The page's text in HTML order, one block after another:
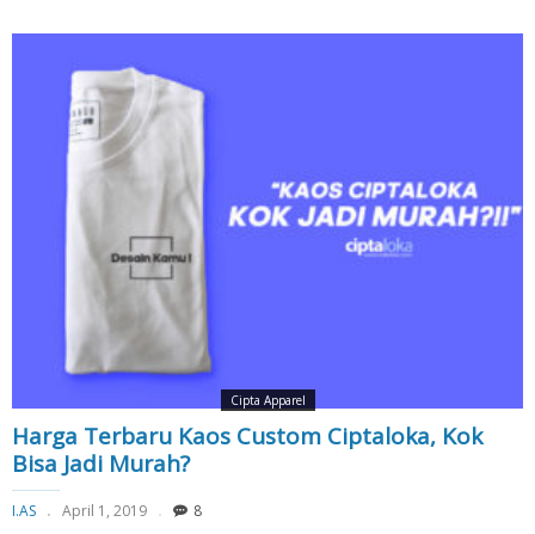
Cipta Apparel
Harga Terbaru Kaos Custom Ciptaloka, Kok
Bisa Jadi Murah?
I.AS April 1, 2019 8